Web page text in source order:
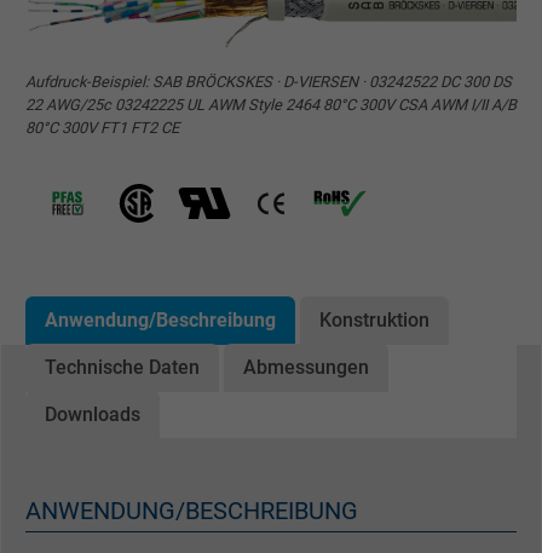
Aufdruck-Beispiel: SAB BRÖCKSKES · D-VIERSEN · 03242522 DC 300 DS
22 AWG/25c 03242225 UL AWM Style 2464 80°C 300V CSA AWM I/II A/B
80°C 300V FT1 FT2 CE
Anwendung/Beschreibung Konstruktion
Technische Daten Abmessungen
Downloads
ANWENDUNG/BESCHREIBUNG